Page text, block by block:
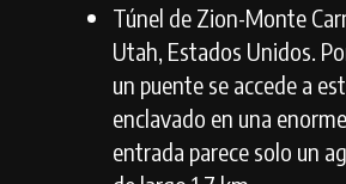
Túnel de Zion-Monte
Utah, Estados Unidos.
un puente se accede a
enclavado en una
entrada parece solo un